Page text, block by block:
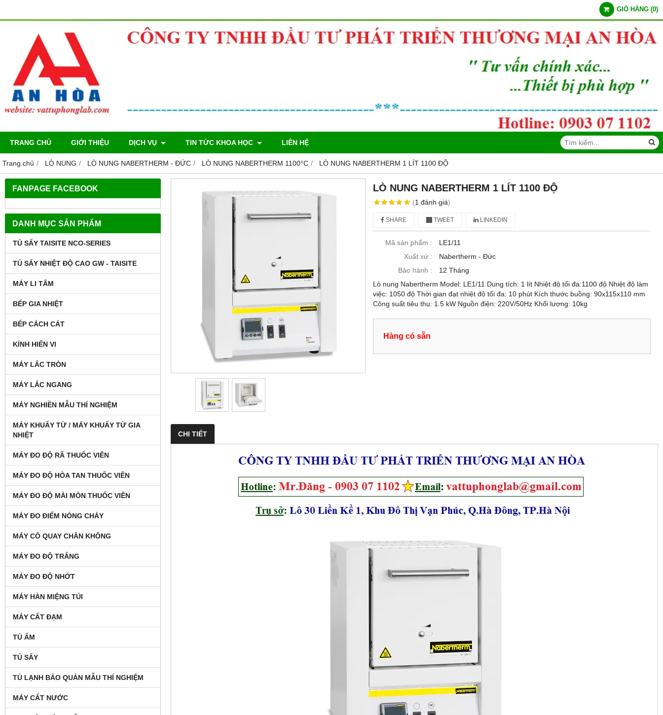
GIỎ HÀNG (0)
TRANG CHỦ GIỚI THIỆU DỊCH VỤ TIN TỨC KHOA HỌC LIÊN HỆ
Trang chủ LÒ NUNG LÒ NUNG NABERTHERM - ĐỨC LÒ NUNG NABERTHERM 1100°C LÒ NUNG NABERTHERM 1 LÍT 1100 ĐỘ
FANPAGE FACEBOOK
DANH MỤC SẢN PHẨM
TỦ SẤY TAISITE NCO-SERIES
TỦ SẤY NHIỆT ĐỘ CAO GW - TAISITE
MÁY LI TÂM
BẾP GIA NHIỆT
BẾP CÁCH CÁT
KÍNH HIỂN VI
MÁY LẮC TRÒN
MÁY LẮC NGANG
MÁY NGHIỀN MẪU THÍ NGHIỆM
MÁY KHUẤY TỪ / MÁY KHUẤY TỪ GIA
NHIỆT
MÁY ĐO ĐỘ RÃ THUỐC VIÊN
MÁY ĐO ĐỘ HÒA TAN THUỐC VIÊN
MÁY ĐO ĐỘ MÀI MÒN THUỐC VIÊN
MÁY ĐO ĐIỂM NÓNG CHÁY
MÁY CÔ QUAY CHÂN KHÔNG
MÁY ĐO ĐỘ TRẮNG
MÁY ĐO ĐỘ NHỚT
MÁY HÀN MIỆNG TÚI
MÁY CẤT ĐẠM
TỦ ẤM
TỦ SẤY
TỦ LẠNH BẢO QUẢN MẪU THÍ NGHIỆM
MÁY CẤT NƯỚC
LÒ NUNG NABERTHERM 1 LÍT 1100 ĐỘ
(1đánh giá)
SHARE TWEET LINKEDIN
Mã sản phẩm :
LE1/11
Xuất xứ :
Nabertherm - Đức
Bảo hành :
12 Tháng
Lò nung Nabertherm Model: LE1/11 Dung tích: 1 lít Nhiệt độ tối đa:1100 độ Nhiệt độ làm
việc: 1050 độ Thời gian đạt nhiệt độ tối đa: 10 phút Kích thước buồng: 90x115x110 mm
Công suất tiêu thụ: 1.5 kW Nguồn điện: 220V/50Hz Khối lượng: 10kg
Hàng có sẵn
CHI TIẾT